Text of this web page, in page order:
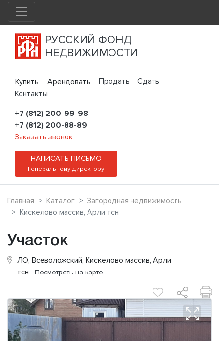
РУССКИЙ ФОНД
НЕДВИЖИМОСТИ
Купить Арендовать Продать
Сдать
Контакты
+7 (812) 200-99-98
+7 (812) 200-88-89
Заказать звонок
НАПИСАТЬ ПИСЬМО
Генеральному директору
Главная Каталог
Загородная недвижимость
Кискелово массив, Арли тсн
Участок
ЛО, Всеволожский, Кискелово массив, Арли
тсн Посмотреть на карте